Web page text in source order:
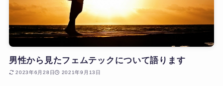
男性から見たフェムテックについて語ります
2023年6月28日 2021年9月13日